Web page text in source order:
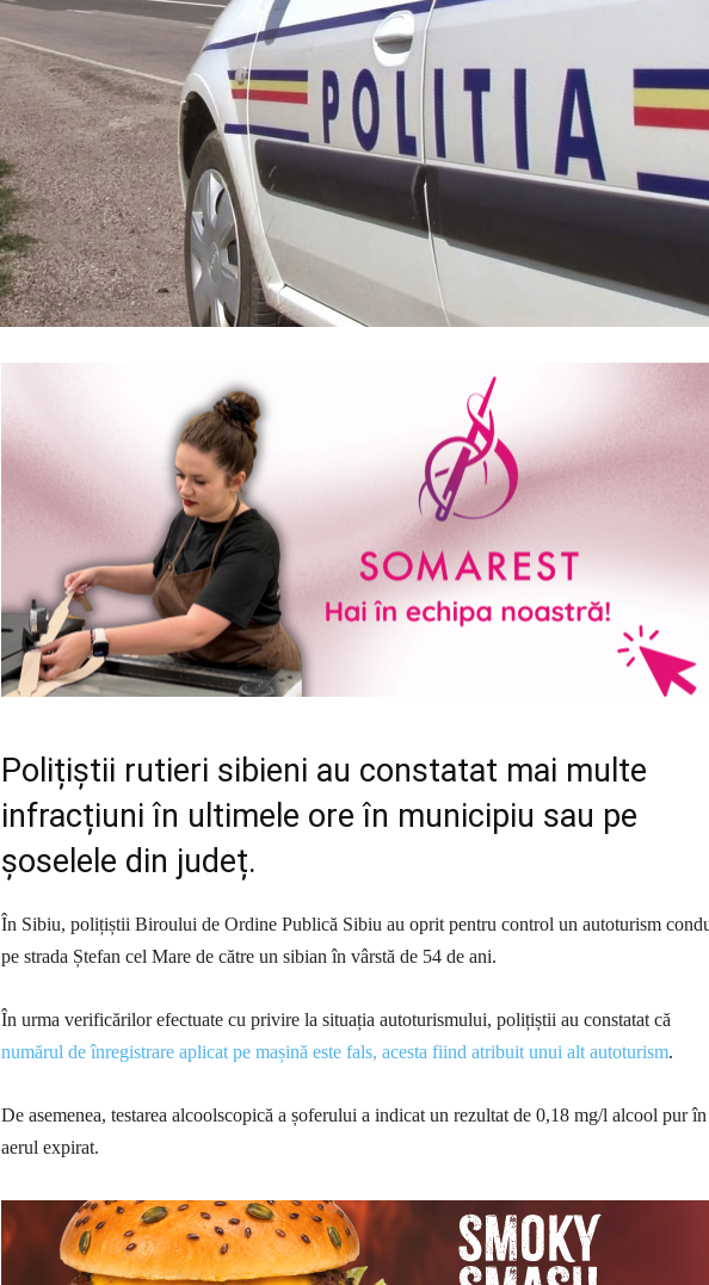
Polițiștii rutieri sibieni au constatat mai multe
infracțiuni în ultimele ore în municipiu sau pe
șoselele din județ.
În Sibiu, polițiștii Biroului de Ordine Publică Sibiu au oprit pentru control un autoturism
pe strada Ștefan cel Mare de către un sibian în vârstă de 54 de ani.
În urma verificărilor efectuate cu privire la situația autoturismului, polițiștii au constatat că
numărul de înregistrare aplicat pe mașină este fals, acesta fiind atribuit unui alt autoturism.
De asemenea, testarea alcoolscopică a șoferului a indicat un rezultat de 0,18 mg/l alcool pur în
aerul expirat.